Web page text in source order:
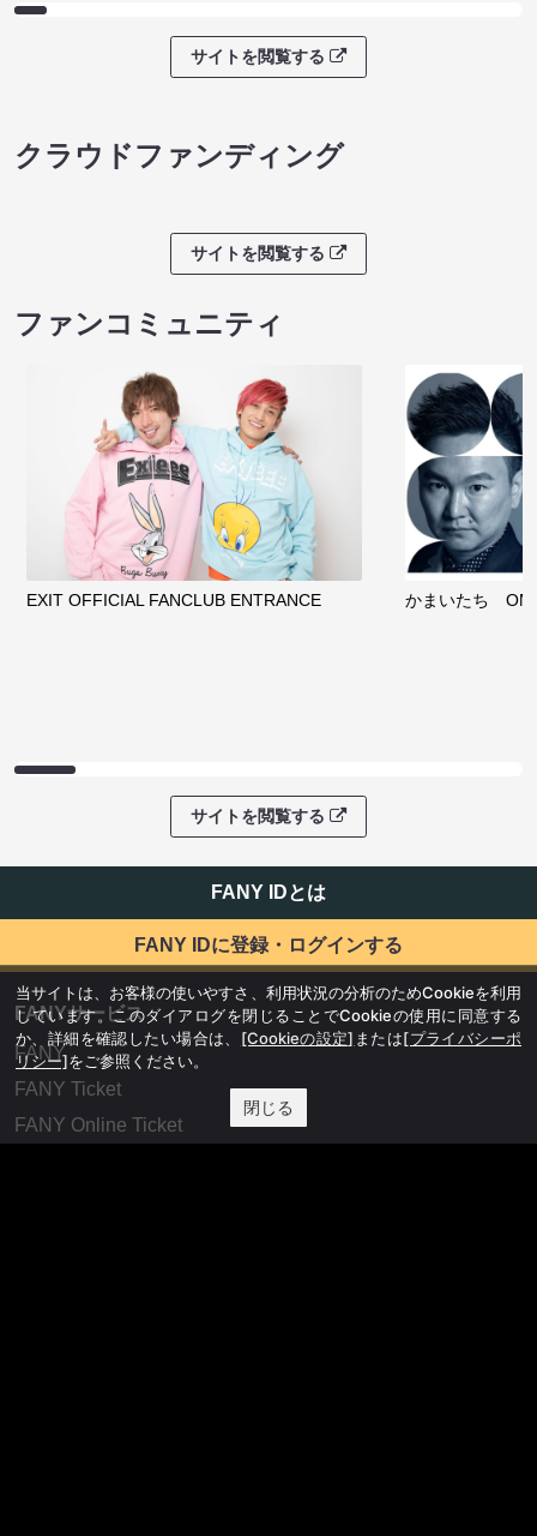
サイトを閲覧する
クラウドファンディング
サイトを閲覧する
ファンコミュニティ
EXIT OFFICIAL FANCLUB ENTRANCE かまいたち
サイトを閲覧する
FANY IDとは
FANY IDに登録・ログインする
FANYサービス
FANY
FANY Ticket
FANY Online Ticket
当サイトは、お客様の使いやすさ、利用状況の分析のためCookieを利用
しています。このダイアログを閉じることでCookieの使用に同意する
か、詳細を確認したい場合は、 [Cookieの設定] または[プライバシーポ
リシー]をご参照ください。
閉じる